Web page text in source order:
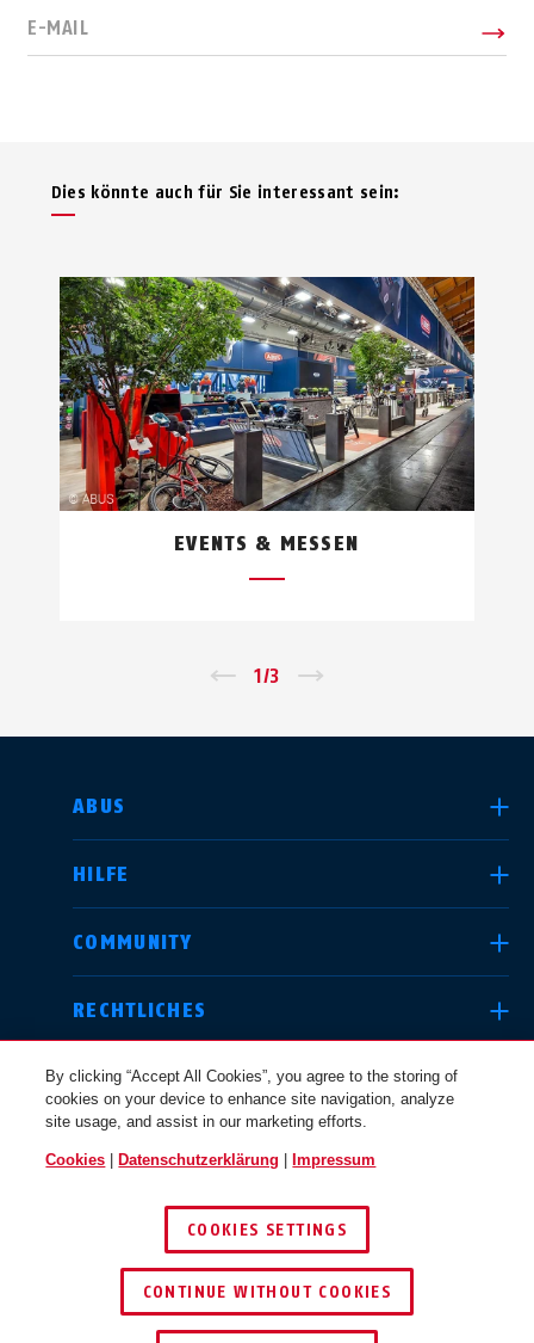
E-MAIL
Dies könnte auch für Sie interessant sein:
EVENTS & MESSEN
1/3
ABUS
HILFE
COMMUNITY
RECHTLICHES
© 2026 ABUS
LAND AUSWÄHLEN
Deutschland
Canada
Österreich
By clicking “Accept All Cookies”, you agree to the storing of
cookies on your device to enhance site navigation, analyze
site usage, and assist in our marketing efforts.
Cookies Datenschutzerklärung Impressum
COOKIES SETTINGS
CONTINUE WITHOUT COOKIES